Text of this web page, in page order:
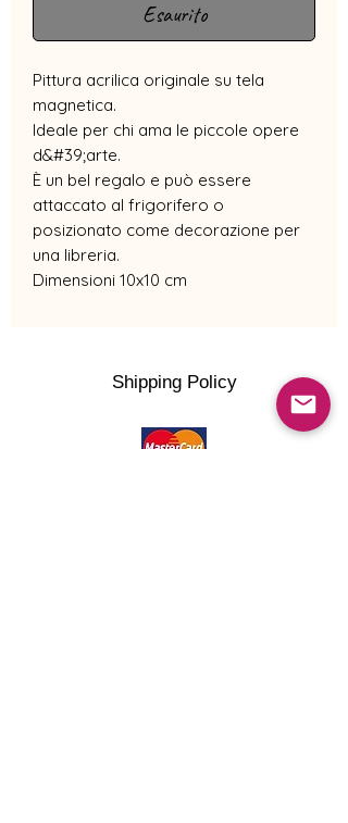
Esaurito
Pittura acrilica originale su tela
magnetica.
Ideale per chi ama le piccole opere
d&#39;arte.
È un bel regalo e può essere
attaccato al frigorifero o
posizionato come decorazione per
una libreria.
Dimensioni 10x10 cm
Shipping Policy